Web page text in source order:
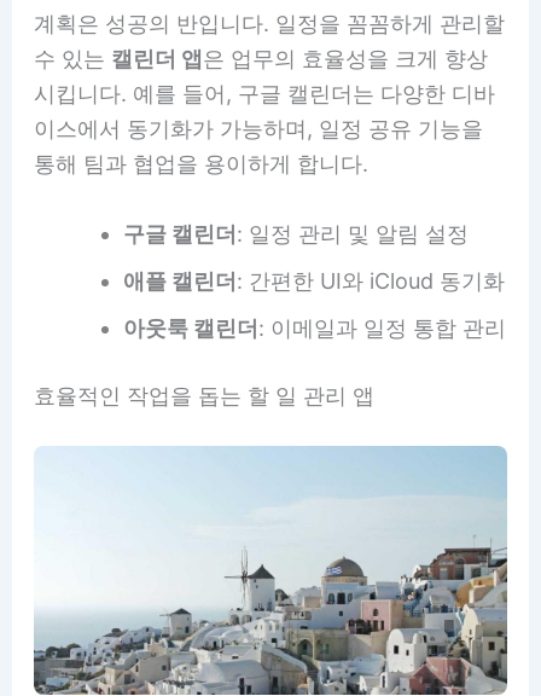
계획은 성공의 반입니다. 일정을 꼼꼼하게 관리할
수 있는 캘린더 앱 은 업무의 효율성을 크게 향상
시킵니다. 예를 들어, 구글 캘린더는 다양한 디바
이스에서 동기화가 가능하며, 일정 공유 기능을
통해 팀과 협업을 용이하게 합니다.
구글 캘린더: 일정 관리 및 알림 설정
애플 캘린더: 간편한 UI와 iCloud 동기화
아웃룩 캘린더: 이메일과 일정 통합 관리
효율적인 작업을 돕는 할 일 관리 앱